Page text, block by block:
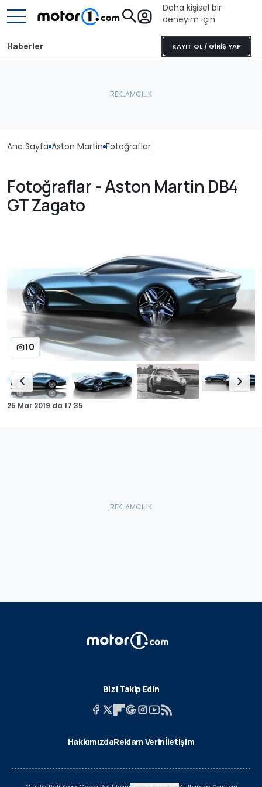
Daha kişisel bir
deneyim için
KAYIT OL / GİRİŞ YAP
Haberler
Ana Sayfa Aston Martin Fotoğraflar
Fotoğraflar - Aston Martin DB4
GT Zagato
10
25 Mar 2019 da 17:35
Bizi Takip Edin
HakkımızdaReklam Verinİletişim